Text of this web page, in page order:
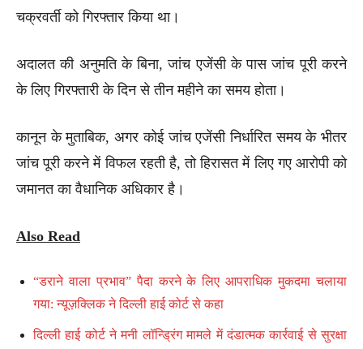
चक्रवर्ती को गिरफ्तार किया था।
अदालत की अनुमति के बिना, जांच एजेंसी के पास जांच पूरी करने
के लिए गिरफ्तारी के दिन से तीन महीने का समय होता।
कानून के मुताबिक, अगर कोई जांच एजेंसी निर्धारित समय के भीतर
जांच पूरी करने में विफल रहती है, तो हिरासत में लिए गए आरोपी को
जमानत का वैधानिक अधिकार है।
Also Read
“डराने वाला प्रभाव” पैदा करने के लिए आपराधिक मुकदमा चलाया
गया: न्यूज़क्लिक ने दिल्ली हाई कोर्ट से कहा
दिल्ली हाई कोर्ट ने मनी लॉन्ड्रिंग मामले में दंडात्मक कार्रवाई से सुरक्षा